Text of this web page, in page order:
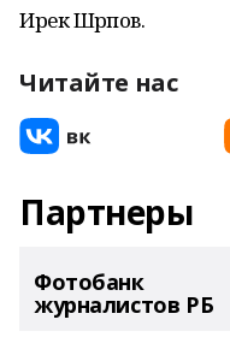
Ирек Шәрәпов.
Читайте нас
Партнеры
Фотобанк
журналистов РБ